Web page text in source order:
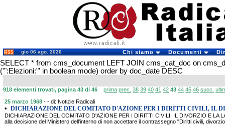
gio 06 ago. 2026 Chi siamo Documenti
SELECT * from cms_document LEFT JOIN cms_cat_doc on
('":Elezioni:"' in boolean mode) order by doc_date DESC
918 elementi trovati, pagina 43 di 46 prima prec. 38 39 40 41 42 43 44 45 46 succ.
25 marzo 1968 - - di: Notizie Radicali
• DICHIARAZIONE DEL COMITATO D'AZIONE PER I DIRITTI CIVILI, IL
DICHIARAZIONE DEL COMITATO D'AZIONE PER I DIRITTI CIVILI, IL DIVORZIO E LA
alla decisione del Ministero dell'interno di non accettare il contrassegno "Diritti civili,